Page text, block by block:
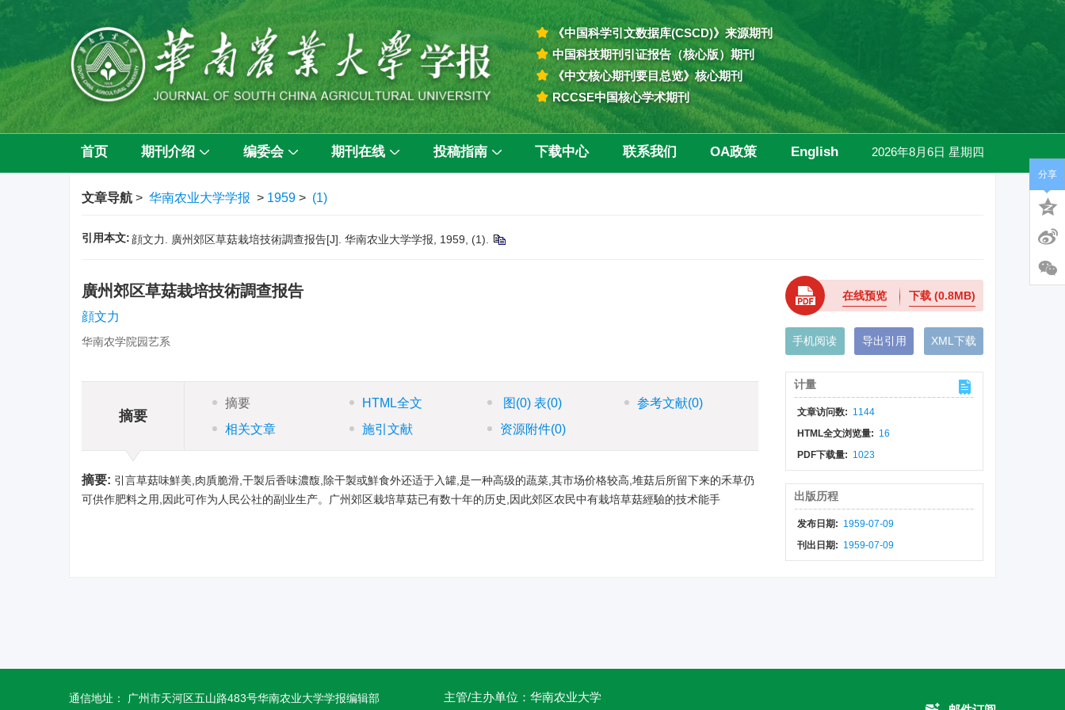
《中国科学引文数据库(CSCD)》来源期刊
中国科技期刊引证报告（核心版）期刊
《中文核心期刊要目总览》核心期刊
RCCSE中国核心学术期刊
首页 期刊介绍 编委会 期刊在线 投稿指南 下载中心 联系我们 OA政策 English 2026年8月6日 星期四
文章导航 > 华南农业大学学报 > 1959 > (1)
引用本文: 顔文力. 廣州郊区草菇栽培技術調查报告[J]. 华南农业大学学报, 1959, (1).
廣州郊区草菇栽培技術調查报告
顔文力
华南农学院园艺系
摘要
摘要 HTML全文 图 (0)表(0) 参考文献(0)
相关文章
施引文献 资源附件(0)
摘要: 引言草菇味鮮美,肉貭脆滑,干製后香味濃馥,除干製或鮮食外还适于入罐,是一种高级的蔬菜,其市场价格较高,堆菇后所留下来的禾草仍
可供作肥料之用,因此可作为人民公社的副业生产。广州郊区栽培草菇已有数十年的历史,因此郊区农民中有栽培草菇經驗的技术能手
在线预览 下载 (0.8MB)
手机阅读 导出引用 XML下载
计量
文章访问数: 1144
HTML全文浏览量: 16
PDF下载量: 1023
出版历程
发布日期: 1959-07-09
刊出日期: 1959-07-09
分享
通信地址： 广州市天河区五山路483号华南农业大学学报编辑部
主管/主办单位：华南农业大学